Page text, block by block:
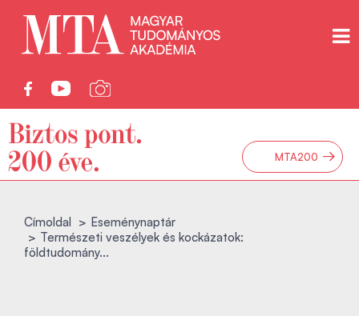
MTA200 →
Címoldal
Eseménynaptár
Természeti veszélyek és kockázatok:
földtudomány...